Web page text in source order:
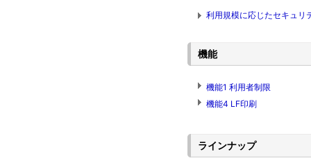
利用規模に応じたセキュリ
機能
機能1 利用者制限
機能4 LF印刷
ラインナップ